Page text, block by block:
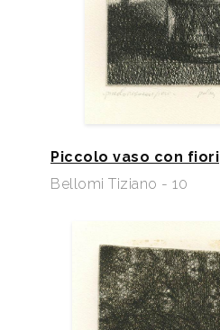
Piccolo vaso con fiori
Bellomi Tiziano - 10